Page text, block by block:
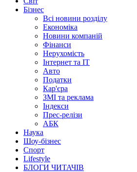
Бізнес
Всі новини розділу
Економіка
Новини компаній
Фінанси
Нерухомість
Інтернет та IT
Авто
Податки
Кар'єра
ЗМІ та реклама
Індекси
Прес-релізи
АБК
Наука
Шоу-бізнес
Спорт
Lifestyle
БЛОГИ ЧИТАЧІВ